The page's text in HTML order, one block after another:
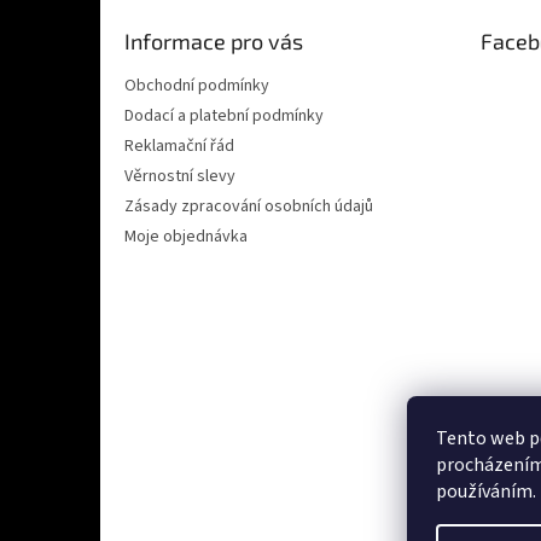
Tento web
používáním.
Informace pro vás
Obchodní podmínky
Dodací a platební podmínky
Reklamační řád
Věrnostní slevy
Zásady zpracování osobních údajů
Moje objednávka
Ověřeno